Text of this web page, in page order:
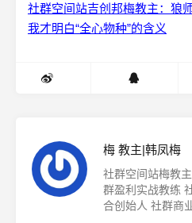
社群空间站吉创邦梅教主：狼
我才明白“全心物种”的含义
梅 教主|韩凤梅
社群空间站梅教
群盈利实战教练
合创始人 社群商